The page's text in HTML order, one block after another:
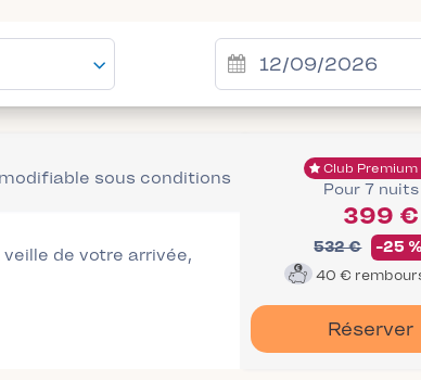
sous conditions
de votre arrivée,
Club Premium
Pour 7 nuits
399 €
532 € -25 %
40 €
Réserver